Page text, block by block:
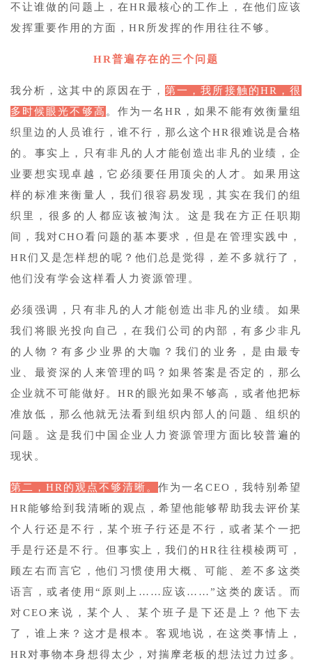
不让谁做的问题上，在HR最核心的工作上，在他们应该
发挥重要作用的方面，HR所发挥的作用往往不够。
HR普遍存在的三个问题
我分析，这其中的原因在于，第一，我所接触的HR，很
多时候眼光不够高 。作为一名HR，如果不能有效衡量组
织里边的人员谁行，谁不行，那么这个HR很难说是合格
的。事实上，只有非凡的人才能创造出非凡的业绩，企
业要想实现卓越，它必须要任用顶尖的人才。如果用这
样的标准来衡量人，我们很容易发现，其实在我们的组
织里，很多的人都应该被淘汰。这是我在方正任职期
间，我对CHO看问题的基本要求，但是在管理实践中，
HR们又是怎样想的呢？他们总是觉得，差不多就行了，
他们没有学会这样看人力资源管理。
必须强调，只有非凡的人才能创造出非凡的业绩。如果
我们将眼光投向自己，在我们公司的内部，有多少非凡
的人物？有多少业界的大咖？我们的业务，是由最专
业、最资深的人来管理的吗？如果答案是否定的，那么
企业就不可能做好。HR的眼光如果不够高，或者他把标
准放低，那么他就无法看到组织内部人的问题、组织的
问题。这是我们中国企业人力资源管理方面比较普遍的
现状。
第二，HR的观点不够清晰。 作为一名CEO，我特别希望
HR能够给到我清晰的观点，希望他能够帮助我去评价某
个人行还是不行，某个班子行还是不行，或者某个一把
手是行还是不行。但事实上，我们的HR往往模棱两可，
顾左右而言它，他们习惯使用大概、可能、差不多这类
语言，或者使用“原则上……应该……”这类的废话。而
对CEO来说，某个人、某个班子是下还是上？他下去
了，谁上来？这才是根本。客观地说，在这类事情上，
HR对事物本身想得太少，对揣摩老板的想法过力过多。